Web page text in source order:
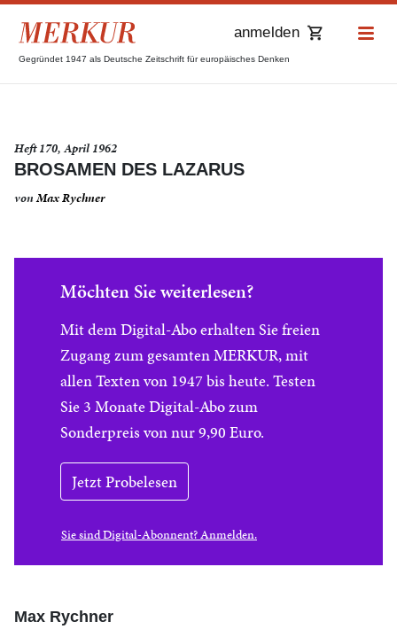
Gegründet 1947 als Deutsche Zeitschrift für europäisches Denken
anmelden
Heft 170, April 1962
BROSAMEN DES LAZARUS
vonMax Rychner
Möchten Sie weiterlesen?
Mit dem Digital-Abo erhalten Sie freien
Zugang zum gesamten MERKUR, mit
allen Texten von 1947 bis heute. Testen
Sie 3 Monate Digital-Abo zum
Sonderpreis von nur 9,90 Euro.
Jetzt Probelesen
Sie sind Digital-Abonnent? Anmelden.
Max Rychner